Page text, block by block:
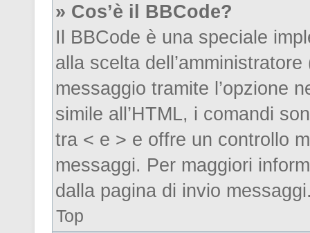
» Cos’è il BBCode?
Il BBCode è una speciale
alla scelta
messaggio tramite l’opzione
simile all’HTML, i comandi
tra < e > e offre un controllo
messaggi. Per maggiori
dalla pagina di invio
Top